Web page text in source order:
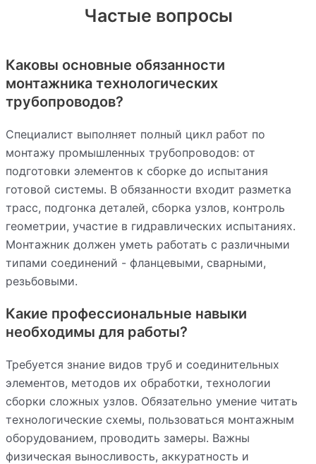
Частые вопросы
Каковы основные обязанности
монтажника технологических
трубопроводов?
Специалист выполняет полный цикл работ по
монтажу промышленных трубопроводов: от
подготовки элементов к сборке до испытания
готовой системы. В обязанности входит разметка
трасс, подгонка деталей, сборка узлов, контроль
геометрии, участие в гидравлических испытаниях.
Монтажник должен уметь работать с различными
типами соединений - фланцевыми, сварными,
резьбовыми.
Какие профессиональные навыки
необходимы для работы?
Требуется знание видов труб и соединительных
элементов, методов их обработки, технологии
сборки сложных узлов. Обязательно умение читать
технологические схемы, пользоваться монтажным
оборудованием, проводить замеры. Важны
физическая выносливость, аккуратность и